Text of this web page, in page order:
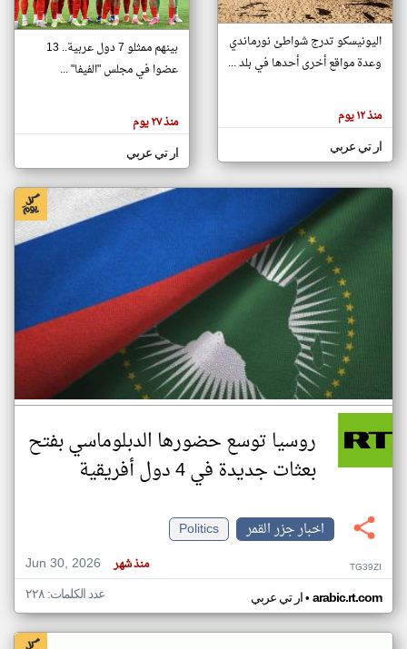
تغيير الدولة
اخبار جزر القمر على مدار الساعة
أهم اخبار جزر القمر العاجلة والمباشرة
هنا عن
وجهة
كاتبيها.
اليونيسكو تدرج شواطئ نورماندي
وعدة مواقع أخرى أحدها في بلد ...
منذ ١٢ يوم
ار تي عربي
بينهم ممثلو 7 دول عربية.. 13
عضوا في مجلس "الفيفا" ...
منذ ٢٧ يوم
ار تي عربي
روسيا توسع حضورها الدبلوماسي بفتح
بعثات جديدة في 4 دول أفريقية
اخبار جزر القمر
Politics
Jun 30, 2026
منذ شهر TG39ZI
ار تي عربي• arabic.rt.com عدد الكلمات: ٢٢٨
klyoum.com